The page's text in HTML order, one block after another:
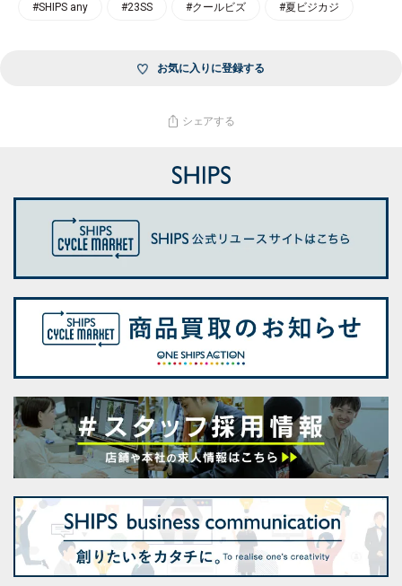
#SHIPS any #23SS #クールビズ #夏ビジカジ
お気に入りに登録する
シェアする